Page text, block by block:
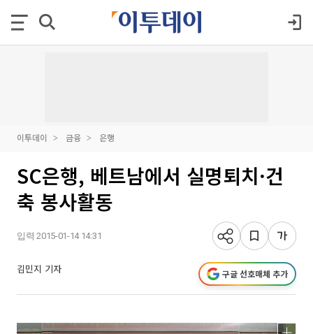
이투데이 금융 은행
SC은행, 베트남에서 실명퇴치·건
축 봉사활동
입력 2015-01-14 14:31
김민지 기자 구글 선호매체 추가